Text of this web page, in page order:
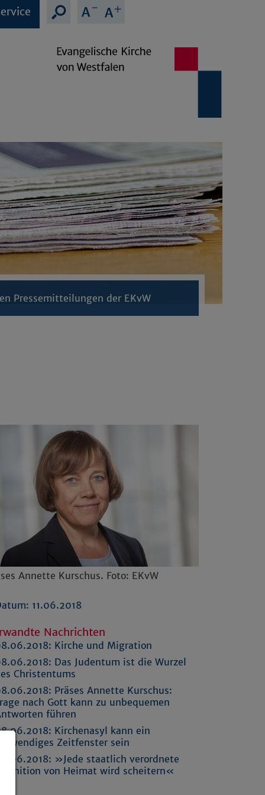
Pressemitteilungen der EKvW
Annette Kurschus. Foto: EKvW
11.06.2018
Nachrichten
Kirche und Migration
Das Judentum ist die Wurzel
Christentums
Präses Annette Kurschus:
nach Gott kann zu unbequemen
führen
Kirchenasyl kann ein
Zeitfenster sein
»Jede staatlich verordnete
von Heimat wird scheitern«